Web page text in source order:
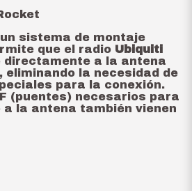
sistema de montaje
que el radio Ubiquiti
a la antena
eliminando la necesidad de
para la conexión.
(puentes) necesarios para
la antena también vienen